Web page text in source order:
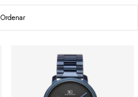
Ordenar